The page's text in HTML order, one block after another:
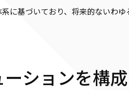
に基づいており、将来的ないわ
ーションを構